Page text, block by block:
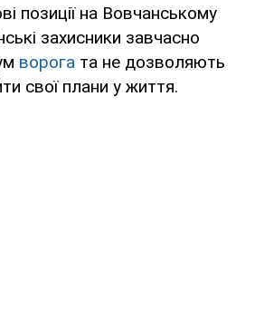
позиції на Вовчанському
захисники завчасно
ворога та не дозволяють
свої плани у життя.